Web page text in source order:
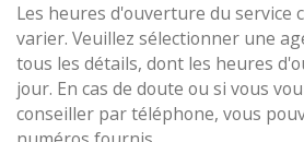
Les heures d'ouverture du service
varier. Veuillez sélectionner une
tous les détails, dont les heures
jour. En cas de doute ou si vous
conseiller par téléphone, vous